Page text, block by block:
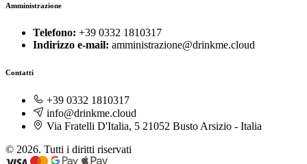
Amministrazione
Telefono: +39 0332 1810317
Indirizzo e-mail: amministrazione@drinkme.cloud
Contatti
+39 0332 1810317
info@drinkme.cloud
Via Fratelli D'Italia, 5 21052 Busto Arsizio - Italia
© 2026. Tutti i diritti riservati